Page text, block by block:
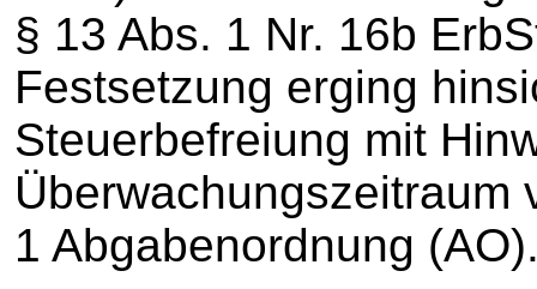
§ 13 Abs. 1 Nr. 16b
Festsetzung erging
Steuerbefreiung mit
Überwachungszeitraum
1 Abgabenordnung